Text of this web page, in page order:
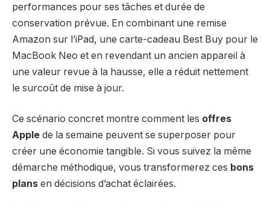
performances pour ses tâches et durée de
conservation prévue. En combinant une remise
Amazon sur l’iPad, une carte-cadeau Best Buy pour le
MacBook Neo et en revendant un ancien appareil à
une valeur revue à la hausse, elle a réduit nettement
le surcoût de mise à jour.
Ce scénario concret montre comment les offres
Apple de la semaine peuvent se superposer pour
créer une économie tangible. Si vous suivez la même
démarche méthodique, vous transformerez ces bons
plans en décisions d’achat éclairées.